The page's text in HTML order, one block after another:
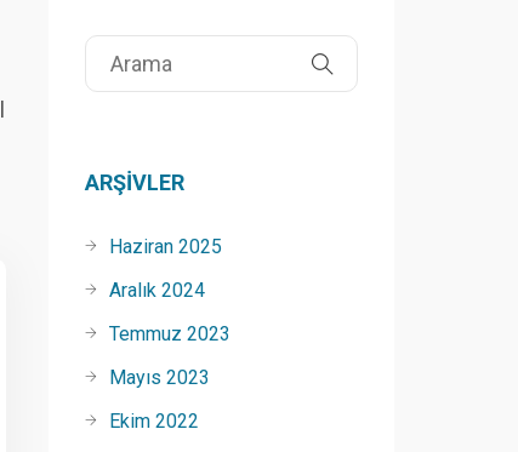
ARŞIVLER
Haziran 2025
Aralık 2024
Temmuz 2023
Mayıs 2023
Ekim 2022